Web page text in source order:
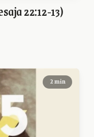
22:12-13)
2 min